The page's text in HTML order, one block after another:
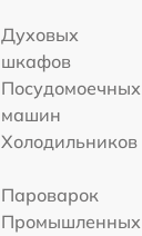
Духовых
шкафов
Посудомоечных
машин
Холодильников
Пароварок
Промышленных